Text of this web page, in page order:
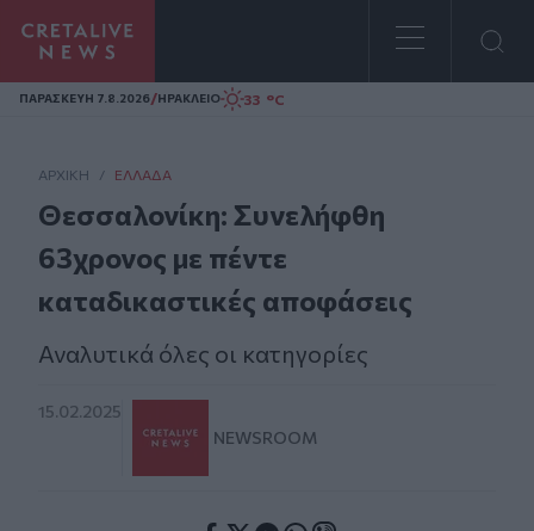
Homepage
ΠΑΡΑΣΚΕΥΗ 7.8.2026/ΗΡΑΚΛΕΙΟ 33 °C
ΑΡΧΙΚΗ / ΕΛΛΆΔΑ
Θεσσαλονίκη: Συνελήφθη
63χρονος με πέντε
καταδικαστικές αποφάσεις
Αναλυτικά όλες οι κατηγορίες
15.02.2025
NEWSROOM